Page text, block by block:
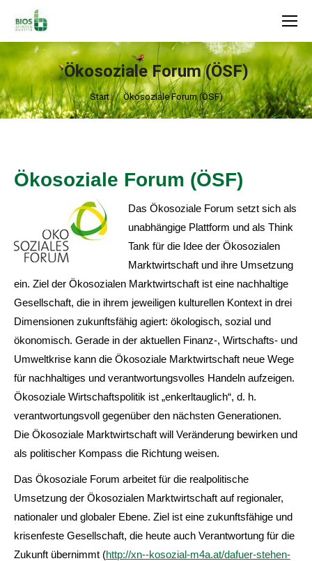
Search:
Ökosoziale Forum (ÖSF)
Sie befinden sich hier:
Start Ökosoziale Forum (ÖSF)
Ökosoziale Forum (ÖSF)
Das Ökosoziale Forum setzt sich als
unabhängige Plattform und als Think
Tank für die Idee der Ökosozialen
Marktwirtschaft und ihre Umsetzung
ein. Ziel der Ökosozialen Marktwirtschaft ist eine nachhaltige
Gesellschaft, die in ihrem jeweiligen kulturellen Kontext in drei
Dimensionen zukunftsfähig agiert: ökologisch, sozial und
ökonomisch. Gerade in der aktuellen Finanz-, Wirtschafts- und
Umweltkrise kann die Ökosoziale Marktwirtschaft neue Wege
für nachhaltiges und verantwortungsvolles Handeln aufzeigen.
Ökosoziale Wirtschaftspolitik ist „enkerltauglich“, d. h.
verantwortungsvoll gegenüber den nächsten Generationen.
Die Ökosoziale Marktwirtschaft will Veränderung bewirken und
als politischer Kompass die Richtung weisen.
Das Ökosoziale Forum arbeitet für die realpolitische
Umsetzung der Ökosozialen Marktwirtschaft auf regionaler,
nationaler und globaler Ebene. Ziel ist eine zukunftsfähige und
krisenfeste Gesellschaft, die heute auch Verantwortung für die
Zukunft übernimmt (http://xn--kosozial-m4a.at/dafuer-stehen-